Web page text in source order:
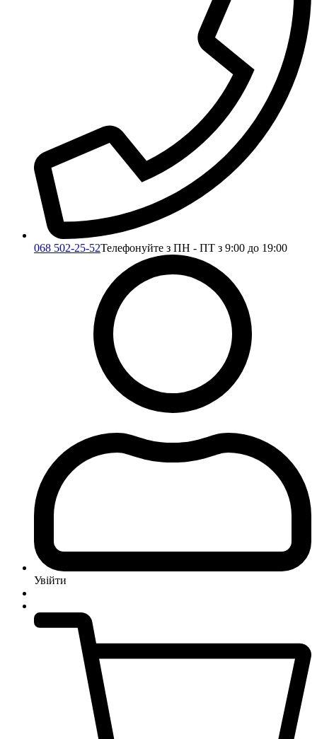
068 502-25-52Телефонуйте з ПН - ПТ з 9:00 до 19:00
Увійти